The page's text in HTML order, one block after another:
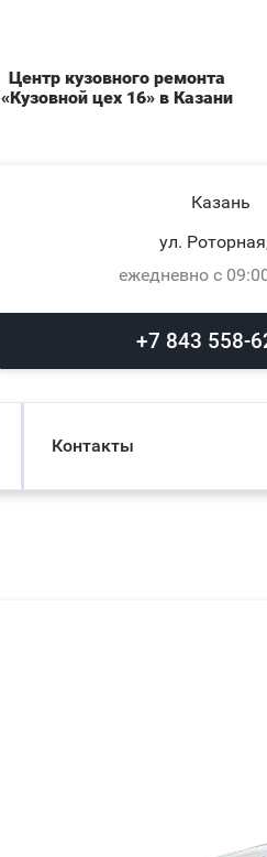
Центр кузовного ремонта
«Кузовной цех 16» в Казани
Казань
ул.
ежедневно с
+7 843 558-
Контакты